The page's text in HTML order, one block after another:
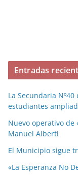
Entradas
La Secundaria
estudiantes
Nuevo operativo de
Manuel Alberti
El Municipio sigue
«La Esperanza No